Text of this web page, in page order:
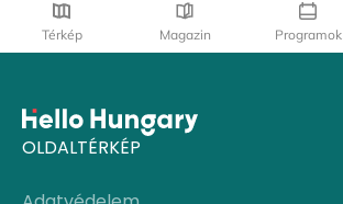
Térkép Magazin Programok
OLDALTÉRKÉP